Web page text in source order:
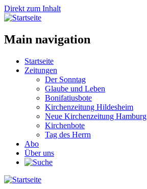
Direkt zum Inhalt
Main navigation
Startseite
Zeitungen
Der Sonntag
Glaube und Leben
Bonifatiusbote
Kirchenzeitung Hildesheim
Neue Kirchenzeitung Hamburg
Kirchenbote
Tag des Herrn
Abo
Über uns